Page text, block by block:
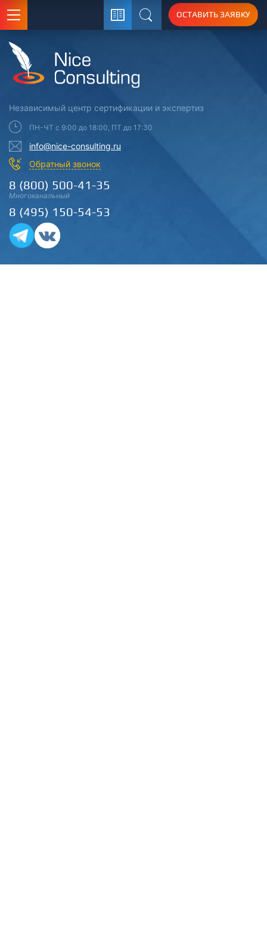
Поиск
ОСТАВИТЬ ЗАЯВКУ
Независимый центр сертификации и экспертиз
ПН-ЧТ с 9:00 до 18:00, ПТ до 17:30
info@nice-consulting.ru
Обратный звонок
8 (800) 500-41-35
Многоканальный
8 (495) 150-54-53